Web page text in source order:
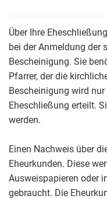
Über Ihre
bei der Anmeldung der
Bescheinigung. Sie
Pfarrer, der die
Bescheinigung wird
Eheschließung erteilt.
werden.
Einen Nachweis über
Eheurkunden. Diese
Ausweispapieren oder
gebraucht. Die